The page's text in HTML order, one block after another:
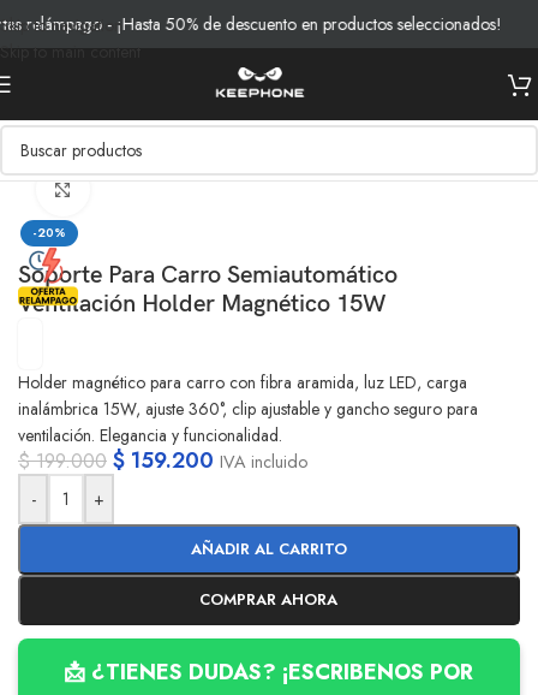
Skip to navigation
Skip to main content
relámpago - ¡Hasta 50% de descuento en productos seleccionados!
Inicio/Productos/Soportes
-20%
Soporte Para Carro Semiautomático
Ventilación Holder Magnético 15W
Holder magnético para carro con fibra aramida, luz LED, carga
inalámbrica 15W, ajuste 360°, clip ajustable y gancho seguro para
ventilación. Elegancia y funcionalidad.
$199.000 $ 159.200 IVA incluido
-
+
AÑADIR AL CARRITO
COMPRAR AHORA
📩 ¿TIENES DUDAS? ¡ESCRIBENOS POR